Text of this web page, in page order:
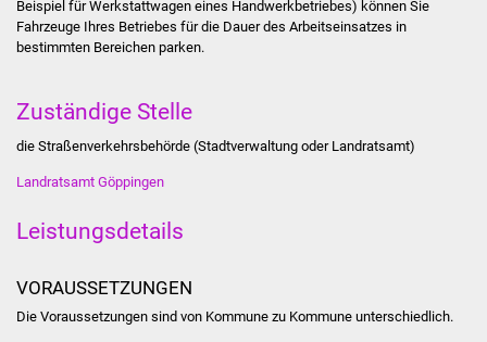
Wahlen
Beispiel für Werkstattwagen eines Handwerkbetriebes) können Sie
Fahrzeuge Ihres Betriebes für die Dauer des Arbeitseinsatzes in
bestimmten Bereichen parken.
Zuständige Stelle
die Straßenverkehrsbehörde (Stadtverwaltung oder Landratsamt)
Landratsamt Göppingen
Leistungsdetails
VORAUSSETZUNGEN
Die Voraussetzungen sind von Kommune zu Kommune unterschiedlich.